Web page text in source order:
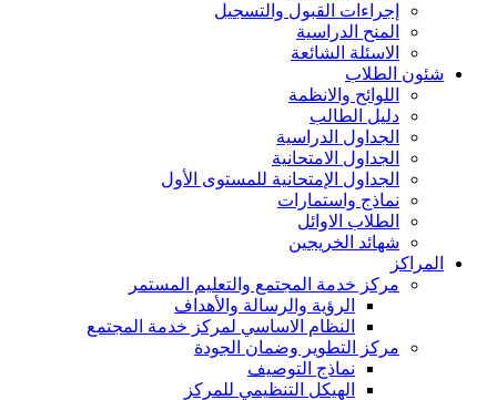
إجراءات القبول والتسجيل
المنح الدراسية
الاسئلة الشائعة
شئون الطلاب
اللوائح والانظمة
دليل الطالب
الجداول الدراسية
الجداول الامتحانية
الجداول الإمتحانية للمستوى الأول
نماذج واستمارات
الطلاب الاوائل
شهائد الخريجين
المراكز
مركز خدمة المجتمع والتعليم المستمر
الرؤية والرسالة والأهداف
النظام الاساسي لمركز خدمة المجتمع
مركز التطوير وضمان الجودة
نماذج التوصيف
الهيكل التنظيمي للمركز